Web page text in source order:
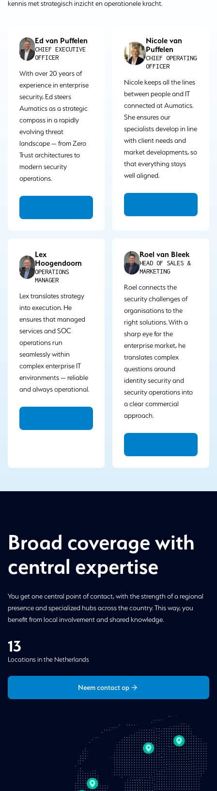
kennis met strategisch inzicht en operationele kracht.
Ed van Puffelen
CHIEF EXECUTIVE
OFFICER
With over 20 years of
experience in enterprise
security, Ed steers
Aumatics as a strategic
compass in a rapidly
evolving threat
landscape — from Zero
Trust architectures to
modern security
operations.
Nicole van
Puffelen
CHIEF OPERATING
OFFICER
Nicole keeps all the lines
between people and IT
connected at Aumatics.
She ensures our
specialists develop in line
with client needs and
market developments, so
that everything stays
well aligned.
Lex
Hoogendoorn
OPERATIONS
MANAGER
Lex translates strategy
into execution. He
ensures that managed
services and SOC
operations run
seamlessly within
complex enterprise IT
environments — reliable
and always operational.
Roel van Bleek
HEAD OF SALES &
MARKETING
Roel connects the
security challenges of
organisations to the
right solutions. With a
sharp eye for the
enterprise market, he
translates complex
questions around
identity security and
security operations into
a clear commercial
approach.
Broad coverage with
central expertise
You get one central point of contact, with the strength of a regional
presence and specialized hubs across the country. This way, you
benefit from local involvement and shared knowledge.
13
Locations in the Netherlands
Neem contact op